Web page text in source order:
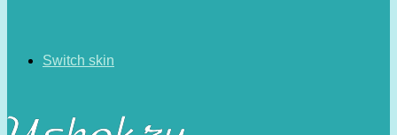
Switch skin